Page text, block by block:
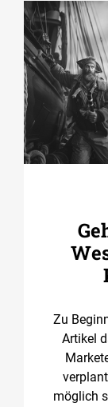
Zu
Artikel
möglich